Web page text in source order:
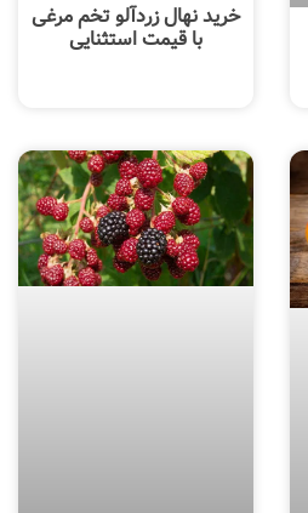
خرید نهال زردآلو تخم مرغی
با قیمت استثنایی